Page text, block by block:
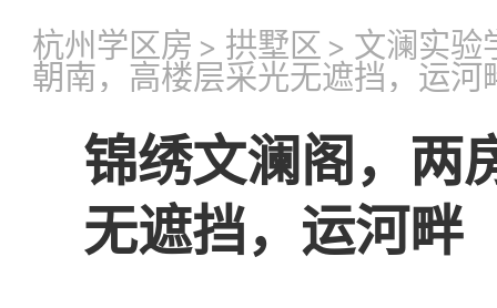
杭州学区房 > 拱墅区 > 文澜实验
朝南，高楼层采光无遮挡，运河
锦绣文澜阁，两
无遮挡，运河畔